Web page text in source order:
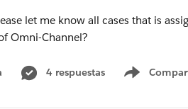
4 respuestas
Show